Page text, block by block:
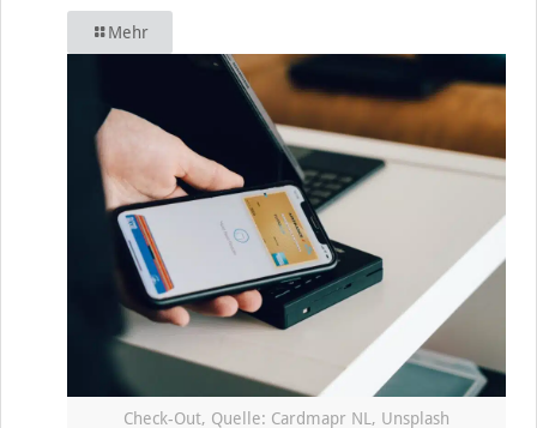
Mehr
Check-Out, Quelle: Cardmapr NL, Unsplash